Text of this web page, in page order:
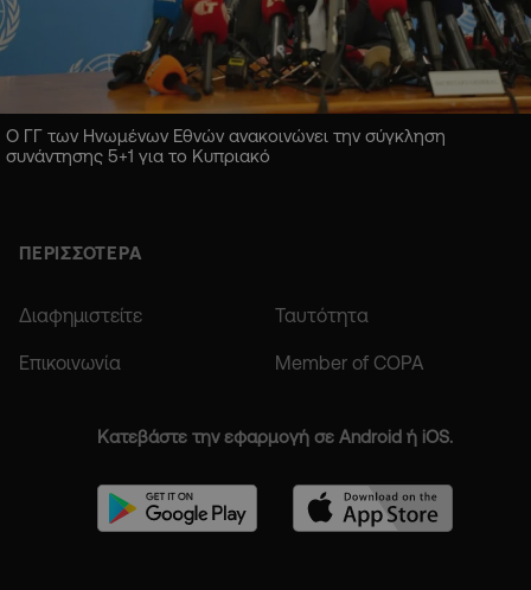
Ο ΓΓ των Ηνωμένων Εθνών ανακοινώνει την σύγκληση
συνάντησης 5+1 για το Κυπριακό
ΠΕΡΙΣΣΟΤΕΡΑ
Διαφημιστείτε Ταυτότητα
Επικοινωνία Member of COPA
Κατεβάστε την εφαρμογή σε Android ή iOS.